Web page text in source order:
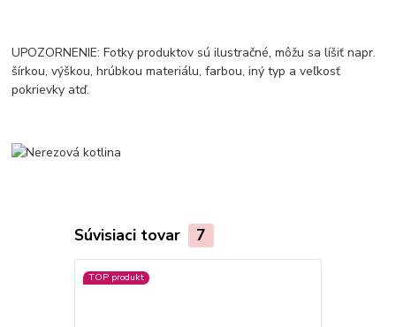
UPOZORNENIE: Fotky produktov sú ilustračné, môžu sa líšiť napr.
šírkou, výškou, hrúbkou materiálu, farbou, iný typ a veľkosť
pokrievky atď.
Súvisiaci tovar 7
TOP produkt